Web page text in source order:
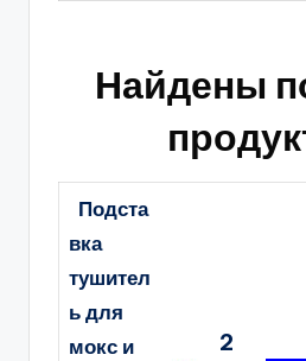
Найдены
Подста
вка
тушител
ь для
мокс и
2